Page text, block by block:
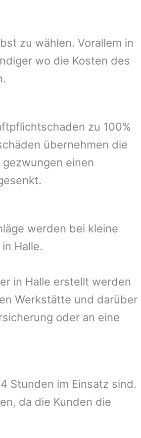
zu wählen. Vorallem in
wo die Kosten des
zu 100%
übernehmen die
gezwungen einen
werden bei kleine
Halle.
in Halle erstellt werden
Werkstätte und darüber
oder an eine
Stunden im Einsatz sind.
da die Kunden die